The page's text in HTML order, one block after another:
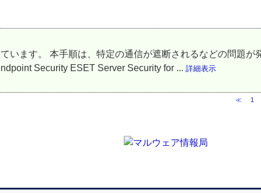
います。 本手順は、特定の通信が遮断されるなどの問題が
Security ESET Server Security for ... 詳細表示
≪ 1